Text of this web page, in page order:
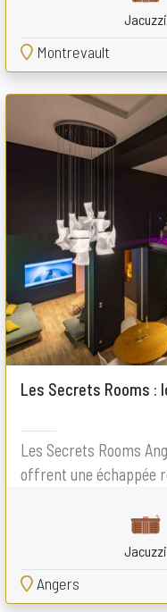
Jacuzzi
Montrevault
Les Secrets Rooms :
Les Secrets Rooms
offrent une échappée
Jacuzzi
Angers